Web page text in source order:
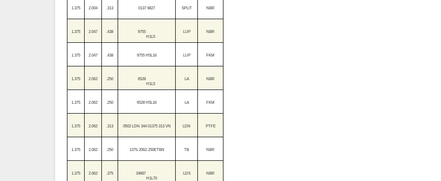
1.375 2.004 .313 0137 9827 SPLIT NBR
1.375 2.047 .438
9755
H1L5
LUP NBR
1.375 2.047 .438 9755 H5L16 LUP FKM
1.375 2.062 .250
6528
H1L5
LA NBR
1.375 2.062 .250 6528 H5L16 LA FKM
1.375 2.062 .313 0502 LDN 344 01375 313 VN LDN PTFE
1.375 2.062 .250 1375-2062-250ETBN TB NBR
1.375 2.062 .375
19687
H1L70
LDS NBR